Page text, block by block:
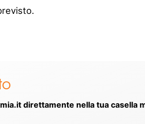
direttamente nella tua casella